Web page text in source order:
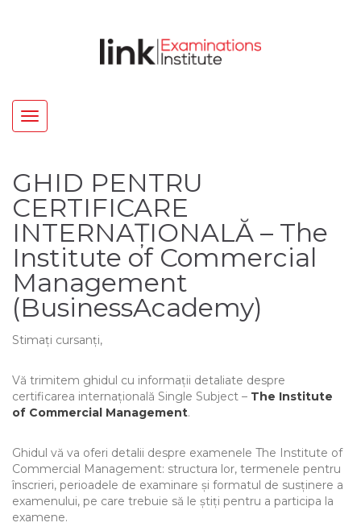
Toggle
navigation
GHID PENTRU
CERTIFICARE
INTERNAȚIONALĂ – The
Institute of Commercial
Management
(BusinessAcademy)
Stimați cursanți,
Vă trimitem ghidul cu informații detaliate despre
certificarea internațională Single Subject – The Institute
of Commercial Management.
Ghidul vă va oferi detalii despre examenele The Institute of
Commercial Management: structura lor, termenele pentru
înscrieri, perioadele de examinare și formatul de susținere a
examenului, pe care trebuie să le știți pentru a participa la
examene.